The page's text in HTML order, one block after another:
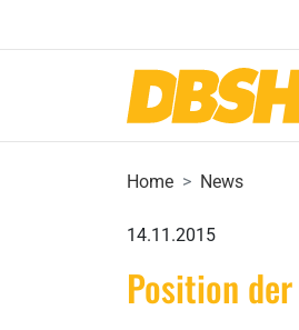
Home News
14.11.2015
Position